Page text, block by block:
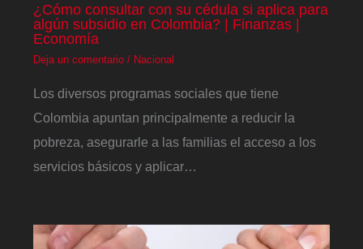
¿Cómo consultar con su cédula si aplica para
algún subsidio en Colombia? | Finanzas |
Economía
Deja un comentario / Nacional
Los diversos programas sociales que tiene
Colombia apuntan principalmente a reducir la
pobreza, asegurarle a las familias el acceso a los
servicios básicos y aplicar…